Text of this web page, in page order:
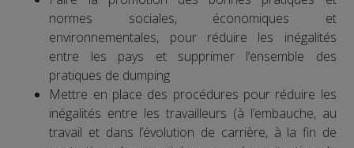
normes sociales, économiques et
environnementales, pour réduire les inégalités
entre les pays et supprimer l’ensemble des
pratiques de dumping
Mettre en place des procédures pour réduire les
inégalités entre les travailleurs (à l’embauche, au
travail et dans l’évolution de carrière, à la fin de